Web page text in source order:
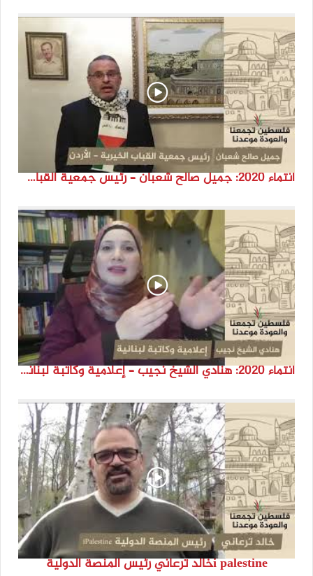
انتماء 2020: جميل صالح شعبان – رئيس جمعية القباب الخيرية – الأردن
انتماء 2020: هنادي الشيخ نجيب – إعلامية وكاتبة لبنانية
i palestineخالد ترعاني رئيس المنصة الدولية